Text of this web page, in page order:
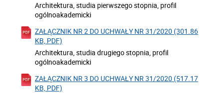
Architektura, studia pierwszego stopnia, profil
ogólnoakademicki
ZAŁĄCZNIK NR 2 DO UCHWAŁY NR 31/2020 (301.86
KB, PDF)
Architektura, studia drugiego stopnia, profil
ogólnoakademicki
ZAŁĄCZNIK NR 3 DO UCHWAŁY NR 31/2020 (517.17
KB, PDF)